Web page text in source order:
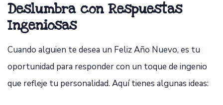
Deslumbra con Respuestas
Ingeniosas
Cuando alguien te desea un Feliz Año Nuevo, es tu
oportunidad para responder con un toque de ingenio
que refleje tu personalidad. Aquí tienes algunas ideas: